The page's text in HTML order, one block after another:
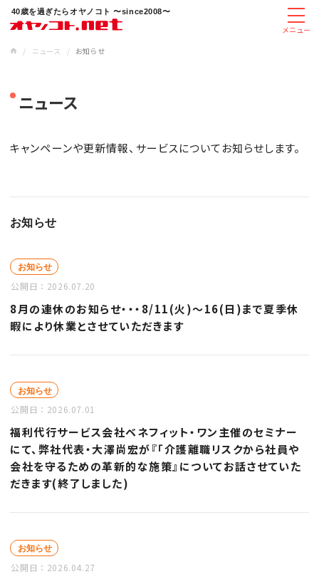
40歳を過ぎたらオヤノコト 〜since2008〜
メニュー
/
ニュース / お知らせ
ニュース
キャンペーンや更新情報、サービスについてお知らせします。
お知らせ
お知らせ
公開日： 2026.07.20
8月の連休のお知らせ・・・8/11(火)～16(日)まで夏季休
暇により休業とさせていただきます
お知らせ
公開日： 2026.07.01
福利代行サービス会社ベネフィット・ワン主催のセミナー
にて、弊社代表・大澤尚宏が『「介護離職リスクから社員や
会社を守るための革新的な施策』についてお話させていた
だきます(終了しました)
お知らせ
公開日： 2026.04.27